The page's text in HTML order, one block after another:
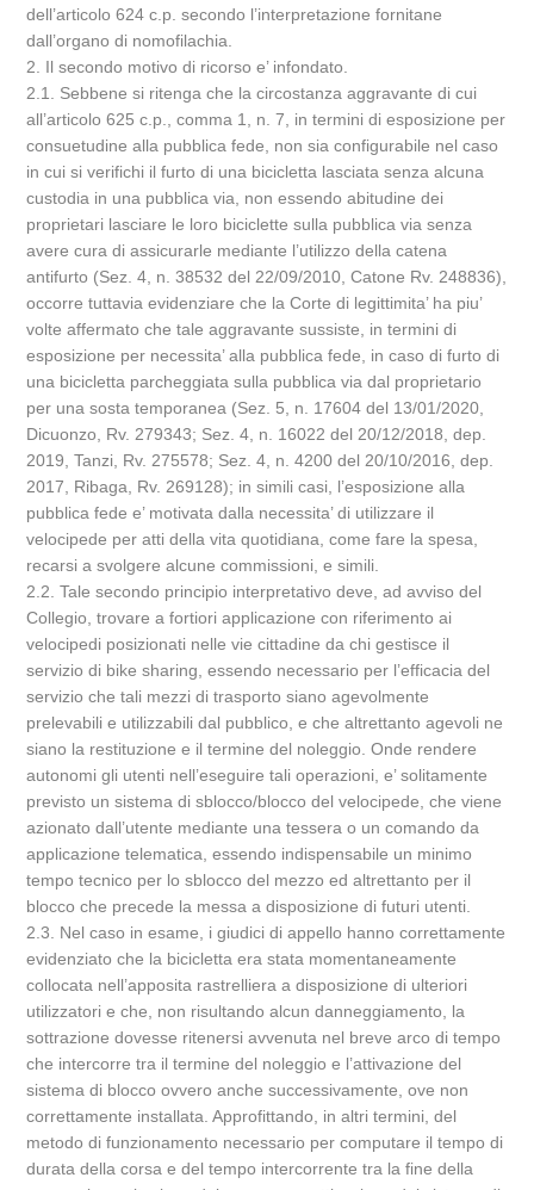
dell’articolo 624 c.p. secondo l’interpretazione fornitane
dall’organo di nomofilachia.
2. Il secondo motivo di ricorso e’ infondato.
2.1. Sebbene si ritenga che la circostanza aggravante di cui
all’articolo 625 c.p., comma 1, n. 7, in termini di esposizione per
consuetudine alla pubblica fede, non sia configurabile nel caso
in cui si verifichi il furto di una bicicletta lasciata senza alcuna
custodia in una pubblica via, non essendo abitudine dei
proprietari lasciare le loro biciclette sulla pubblica via senza
avere cura di assicurarle mediante l’utilizzo della catena
antifurto (Sez. 4, n. 38532 del 22/09/2010, Catone Rv. 248836),
occorre tuttavia evidenziare che la Corte di legittimita’ ha piu’
volte affermato che tale aggravante sussiste, in termini di
esposizione per necessita’ alla pubblica fede, in caso di furto di
una bicicletta parcheggiata sulla pubblica via dal proprietario
per una sosta temporanea (Sez. 5, n. 17604 del 13/01/2020,
Dicuonzo, Rv. 279343; Sez. 4, n. 16022 del 20/12/2018, dep.
2019, Tanzi, Rv. 275578; Sez. 4, n. 4200 del 20/10/2016, dep.
2017, Ribaga, Rv. 269128); in simili casi, l’esposizione alla
pubblica fede e’ motivata dalla necessita’ di utilizzare il
velocipede per atti della vita quotidiana, come fare la spesa,
recarsi a svolgere alcune commissioni, e simili.
2.2. Tale secondo principio interpretativo deve, ad avviso del
Collegio, trovare a fortiori applicazione con riferimento ai
velocipedi posizionati nelle vie cittadine da chi gestisce il
servizio di bike sharing, essendo necessario per l’efficacia del
servizio che tali mezzi di trasporto siano agevolmente
prelevabili e utilizzabili dal pubblico, e che altrettanto agevoli ne
siano la restituzione e il termine del noleggio. Onde rendere
autonomi gli utenti nell’eseguire tali operazioni, e’ solitamente
previsto un sistema di sblocco/blocco del velocipede, che viene
azionato dall’utente mediante una tessera o un comando da
applicazione telematica, essendo indispensabile un minimo
tempo tecnico per lo sblocco del mezzo ed altrettanto per il
blocco che precede la messa a disposizione di futuri utenti.
2.3. Nel caso in esame, i giudici di appello hanno correttamente
evidenziato che la bicicletta era stata momentaneamente
collocata nell’apposita rastrelliera a disposizione di ulteriori
utilizzatori e che, non risultando alcun danneggiamento, la
sottrazione dovesse ritenersi avvenuta nel breve arco di tempo
che intercorre tra il termine del noleggio e l’attivazione del
sistema di blocco ovvero anche successivamente, ove non
correttamente installata. Approfittando, in altri termini, del
metodo di funzionamento necessario per computare il tempo di
durata della corsa e del tempo intercorrente tra la fine della